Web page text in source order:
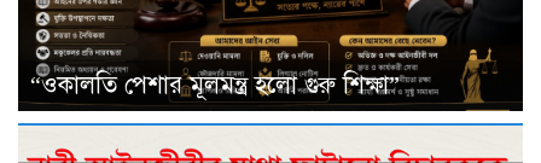
“ওকালতি পেশার মূলমন্ত্র হলো গুরু শিক্ষা”